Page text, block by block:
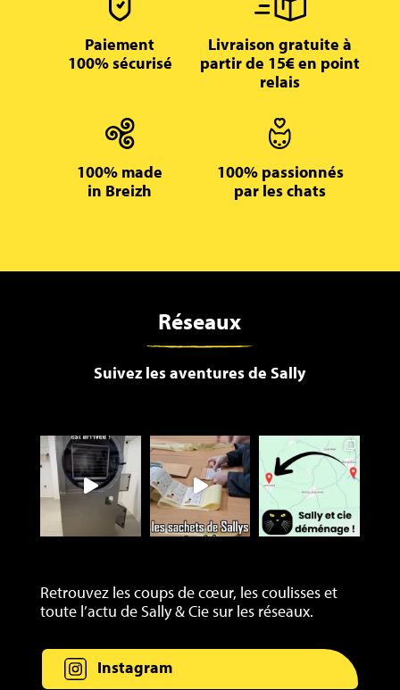
Paiement
100% sécurisé
Livraison gratuite à
partir de 15€ en point
relais
100% made
in Breizh
100% passionnés
par les chats
Réseaux
Suivez les aventures de Sally
Retrouvez les coups de cœur, les coulisses et
toute l’actu de Sally & Cie sur les réseaux.
Instagram